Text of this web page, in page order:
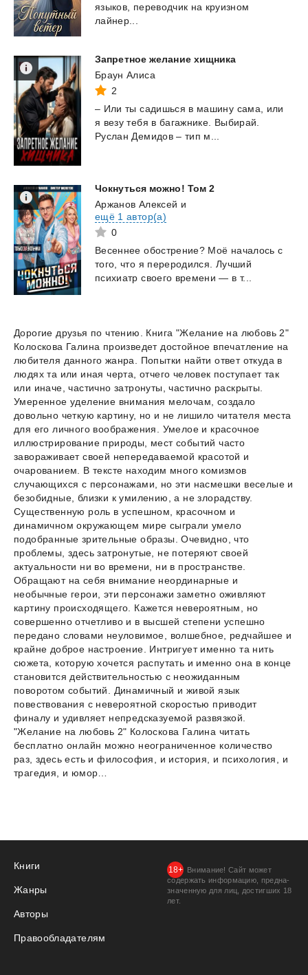
языков, переводчик на круизном
лайнер...
Запретное желание хищника
Браун Алиса
2
– Или ты садишься в машину сама, или
я везу тебя в багажнике. Выбирай.
Руслан Демидов – тип м...
Чокнуться можно! Том 2
Аржанов Алексей и
ещё 1 автор(а)
0
Весеннее обострение? Моё началось с
того, что я переродился. Лучший
психиатр своего времени — в т...
Дорогие друзья по чтению. Книга "Желание на любовь 2"
Колоскова Галина произведет достойное впечатление на
любителя данного жанра. Попытки найти ответ откуда в
людях та или иная черта, отчего человек поступает так
или иначе, частично затронуты, частично раскрыты.
Умеренное уделение внимания мелочам, создало
довольно четкую картину, но и не лишило читателя места
для его личного воображения. Умелое и красочное
иллюстрирование природы, мест событий часто
завораживает своей непередаваемой красотой и
очарованием. В тексте находим много комизмов
случающихся с персонажами, но эти насмешки веселые и
безобидные, близки к умилению, а не злорадству.
Существенную роль в успешном, красочном и
динамичном окружающем мире сыграли умело
подобранные зрительные образы. Очевидно, что
проблемы, здесь затронутые, не потеряют своей
актуальности ни во времени, ни в пространстве.
Обращают на себя внимание неординарные и
необычные герои, эти персонажи заметно оживляют
картину происходящего. Кажется невероятным, но
совершенно отчетливо и в высшей степени успешно
передано словами неуловимое, волшебное, редчайшее и
крайне доброе настроение. Интригует именно та нить
сюжета, которую хочется распутать и именно она в конце
становится действительностью с неожиданным
поворотом событий. Динамичный и живой язык
повествования с невероятной скоростью приводит
финалу и удивляет непредсказуемой развязкой.
"Желание на любовь 2" Колоскова Галина читать
бесплатно онлайн можно неограниченное количество
раз, здесь есть и философия, и история, и психология, и
трагедия, и юмор…
Книги
Жанры
Авторы
Правообладателям
Внимание! Сайт может
содержать информацию, предна­
значенную для лиц, дости­гших 18
лет.